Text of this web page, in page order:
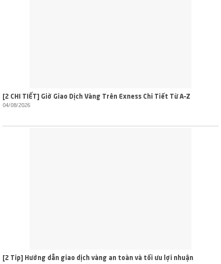
[2 CHI TIẾT] Giờ Giao Dịch Vàng Trên Exness Chi Tiết Từ A–Z
04/08/2026
[2 Tip] Hướng dẫn giao dịch vàng an toàn và tối ưu lợi nhuận